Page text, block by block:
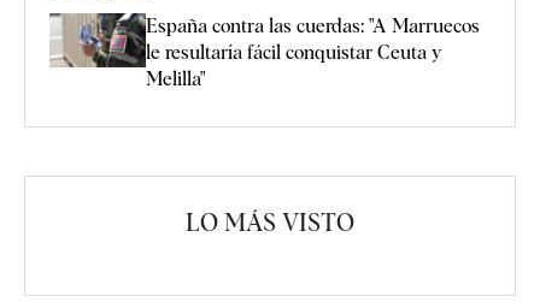
España contra las cuerdas: "A Marruecos
le resultaría fácil conquistar Ceuta y
Melilla"
LO MÁS VISTO